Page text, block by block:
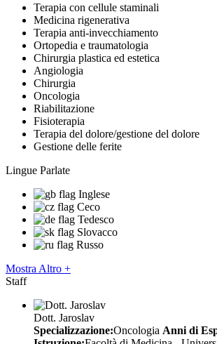
Terapia con cellule staminali
Medicina rigenerativa
Terapia anti-invecchiamento
Ortopedia e traumatologia
Chirurgia plastica ed estetica
Angiologia
Chirurgia
Oncologia
Riabilitazione
Fisioterapia
Terapia del dolore/gestione del dolore
Gestione delle ferite
Lingue Parlate
Inglese
Ceco
Tedesco
Slovacco
Russo
Mostra Altro +
Staff
Dott. Jaroslav
Specializzazione:Oncologia Anni di